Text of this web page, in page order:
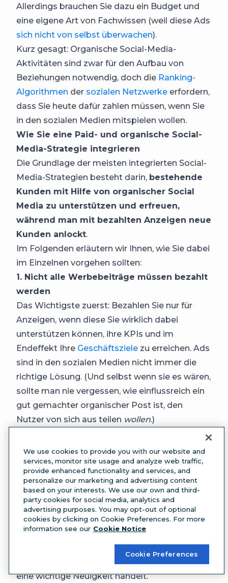
Allerdings brauchen Sie dazu ein Budget und
eine eigene Art von Fachwissen (weil diese Ads
sich nicht von selbst überwachen).
Kurz gesagt: Organische Social-Media-
Aktivitäten sind zwar für den Aufbau von
Beziehungen notwendig, doch die Ranking-
Algorithmen der sozialen Netzwerke erfordern,
dass Sie heute dafür zahlen müssen, wenn Sie
in den sozialen Medien mitspielen wollen.
Wie Sie eine Paid- und organische Social-
Media-Strategie integrieren
Die Grundlage der meisten integrierten Social-
Media-Strategien besteht darin, bestehende
Kunden mit Hilfe von organischer Social
Media zu unterstützen und erfreuen,
während man mit bezahlten Anzeigen neue
Kunden anlockt.
Im Folgenden erläutern wir Ihnen, wie Sie dabei
im Einzelnen vorgehen sollten:
1. Nicht alle Werbebeiträge müssen bezahlt
werden
Das Wichtigste zuerst: Bezahlen Sie nur für
Anzeigen, wenn diese Sie wirklich dabei
unterstützen können, ihre KPIs und im
Endeffekt Ihre Geschäftsziele zu erreichen. Ads
sind in den sozialen Medien nicht immer die
richtige Lösung. (Und selbst wenn sie es wären,
sollte man nie vergessen, wie einflussreich ein
gut gemachter organischer Post ist, den
Nutzer von sich aus teilen wollen.)
ankündigen—sei es eine Partnerschaft, eine
Neuausrichtung oder eine neue Version ihres
Vorzeigeprodukts, sollten Ihre bestehenden
Follower auf jeden Fall darüber informiert
werden. Eine kreative, originelle organische
Kampagne sorgt von ganz allein für Aufsehen.
Erstellen Sie einen überzeugenden Beitrag
pinnen Sie ihn an Ihr Profil oder fügen Sie ihn in
ein, wenn es sich um
eine wichtige Neuigkeit handelt.
We use cookies to provide you with our website and
services, monitor site usage and analyze web traffic,
provide enhanced functionality and services, and
personalize our marketing and advertising content
based on your interests. We use our own and third-
party cookies for social media, analytics and
advertising purposes. You may opt-out of optional
cookies by clicking on Cookie Preferences. For more
information see our Cookie Notice
Cookie Preferences